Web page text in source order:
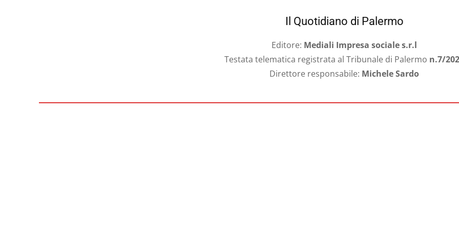
Il Quotidiano di Palermo
Editore: Mediali Impresa sociale s.r.l
Testata telematica registrata al Tribunale di Palermo n.7/
Direttore responsabile: Michele Sardo